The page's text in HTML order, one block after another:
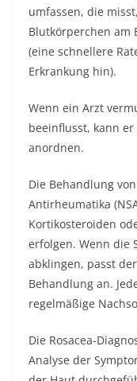
umfassen, die
Blutkörperchen am
(eine schnellere
Erkrankung hin).
Wenn ein Arzt
beeinflusst, kann
anordnen.
Die Behandlung
Antirheumatika
Kortikosteroiden
erfolgen. Wenn die
abklingen, passt
Behandlung an.
regelmäßige
Die Rosacea-
Analyse der